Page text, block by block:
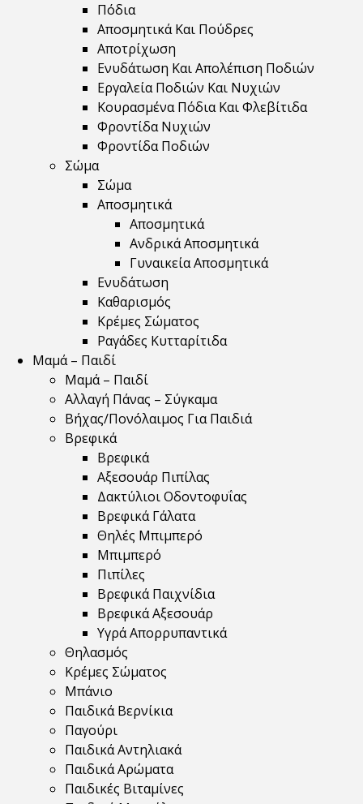
Πόδια
Αποσμητικά Και Πούδρες
Αποτρίχωση
Ενυδάτωση Και Απολέπιση Ποδιών
Εργαλεία Ποδιών Και Νυχιών
Κουρασμένα Πόδια Και Φλεβίτιδα
Φροντίδα Νυχιών
Φροντίδα Ποδιών
Σώμα
Σώμα
Αποσμητικά
Αποσμητικά
Ανδρικά Αποσμητικά
Γυναικεία Αποσμητικά
Ενυδάτωση
Καθαρισμός
Κρέμες Σώματος
Ραγάδες Κυτταρίτιδα
Μαμά – Παιδί
Μαμά – Παιδί
Αλλαγή Πάνας – Σύγκαμα
Βήχας/Πονόλαιμος Για Παιδιά
Βρεφικά
Βρεφικά
Αξεσουάρ Πιπίλας
Δακτύλιοι Οδοντοφυΐας
Βρεφικά Γάλατα
Θηλές Μπιμπερό
Μπιμπερό
Πιπίλες
Βρεφικά Παιχνίδια
Βρεφικά Αξεσουάρ
Υγρά Απορρυπαντικά
Θηλασμός
Κρέμες Σώματος
Μπάνιο
Παιδικά Βερνίκια
Παγούρι
Παιδικά Αντηλιακά
Παιδικά Αρώματα
Παιδικές Βιταμίνες